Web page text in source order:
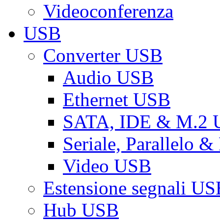
Videoconferenza
USB
Converter USB
Audio USB
Ethernet USB
SATA, IDE & M.2
Seriale, Parallelo &
Video USB
Estensione segnali
Hub USB